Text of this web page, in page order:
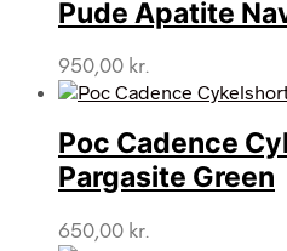
Pude Apatite
950,00 kr.
Poc Cadence
Pargasite Green
650,00 kr.